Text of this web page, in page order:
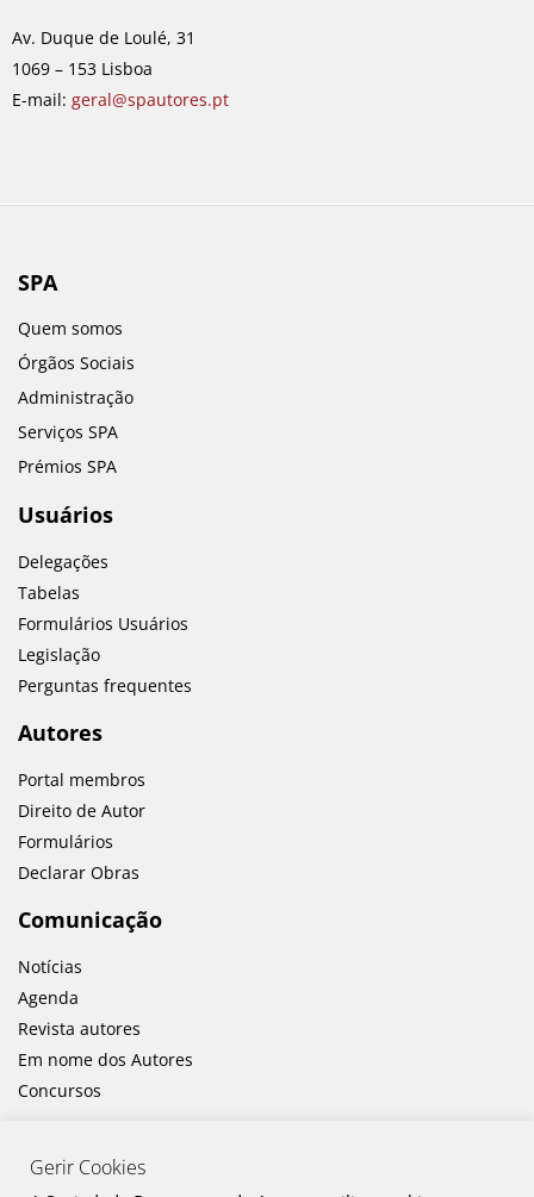
o
k
r
a
m
i
n
Av. Duque de Loulé, 31
1069 – 153 Lisboa
E-mail: geral@spautores.pt
SPA
Quem somos
Órgãos Sociais
Administração
Serviços SPA
Prémios SPA
Usuários
Delegações
Tabelas
Formulários Usuários
Legislação
Perguntas frequentes
Autores
Portal membros
Direito de Autor
Formulários
Declarar Obras
Comunicação
Notícias
Agenda
Revista autores
Em nome dos Autores
Concursos
Gerir Cookies